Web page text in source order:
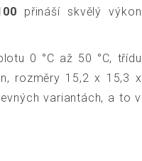
přináší skvělý výkon
0 °C až 50 °C, třídu
rozměry 15,2 x 15,3 x
variantách, a to v